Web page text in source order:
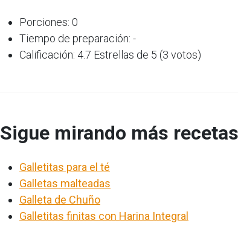
Porciones: 0
Tiempo de preparación: -
Calificación: 4.7 Estrellas de 5 (3 votos)
Sigue mirando más
Galletitas para el té
Galletas malteadas
Galleta de Chuño
Galletitas finitas con Harina Integral